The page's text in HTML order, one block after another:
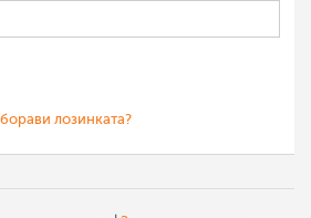
лозинката?